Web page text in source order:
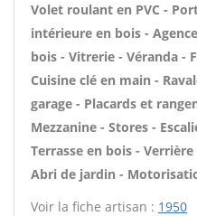
Volet roulant en PVC -
intérieure en bois -
bois - Vitrerie - Véranda -
Cuisine clé en main -
garage - Placards et
Mezzanine - Stores -
Terrasse en bois -
Abri de jardin -
Voir la fiche artisan : 1950